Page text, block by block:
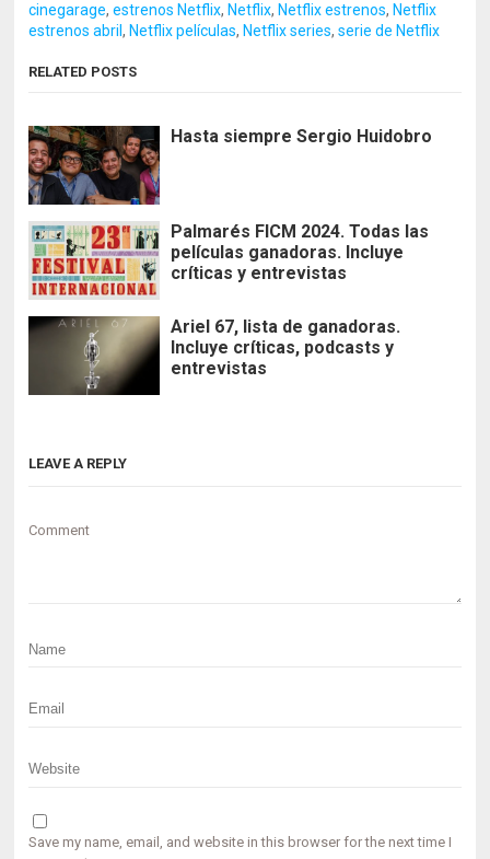
cinegarage,estrenos Netflix, Netflix, Netflix estrenos, Netflix
estrenos abril, Netflix películas, Netflix series,serie de Netflix
RELATED POSTS
Hasta siempre Sergio Huidobro
Palmarés FICM 2024. Todas las
películas ganadoras. Incluye
críticas y entrevistas
Ariel 67, lista de ganadoras.
Incluye críticas, podcasts y
entrevistas
LEAVE A REPLY
Comment
Save my name, email, and website in this browser for the next time I